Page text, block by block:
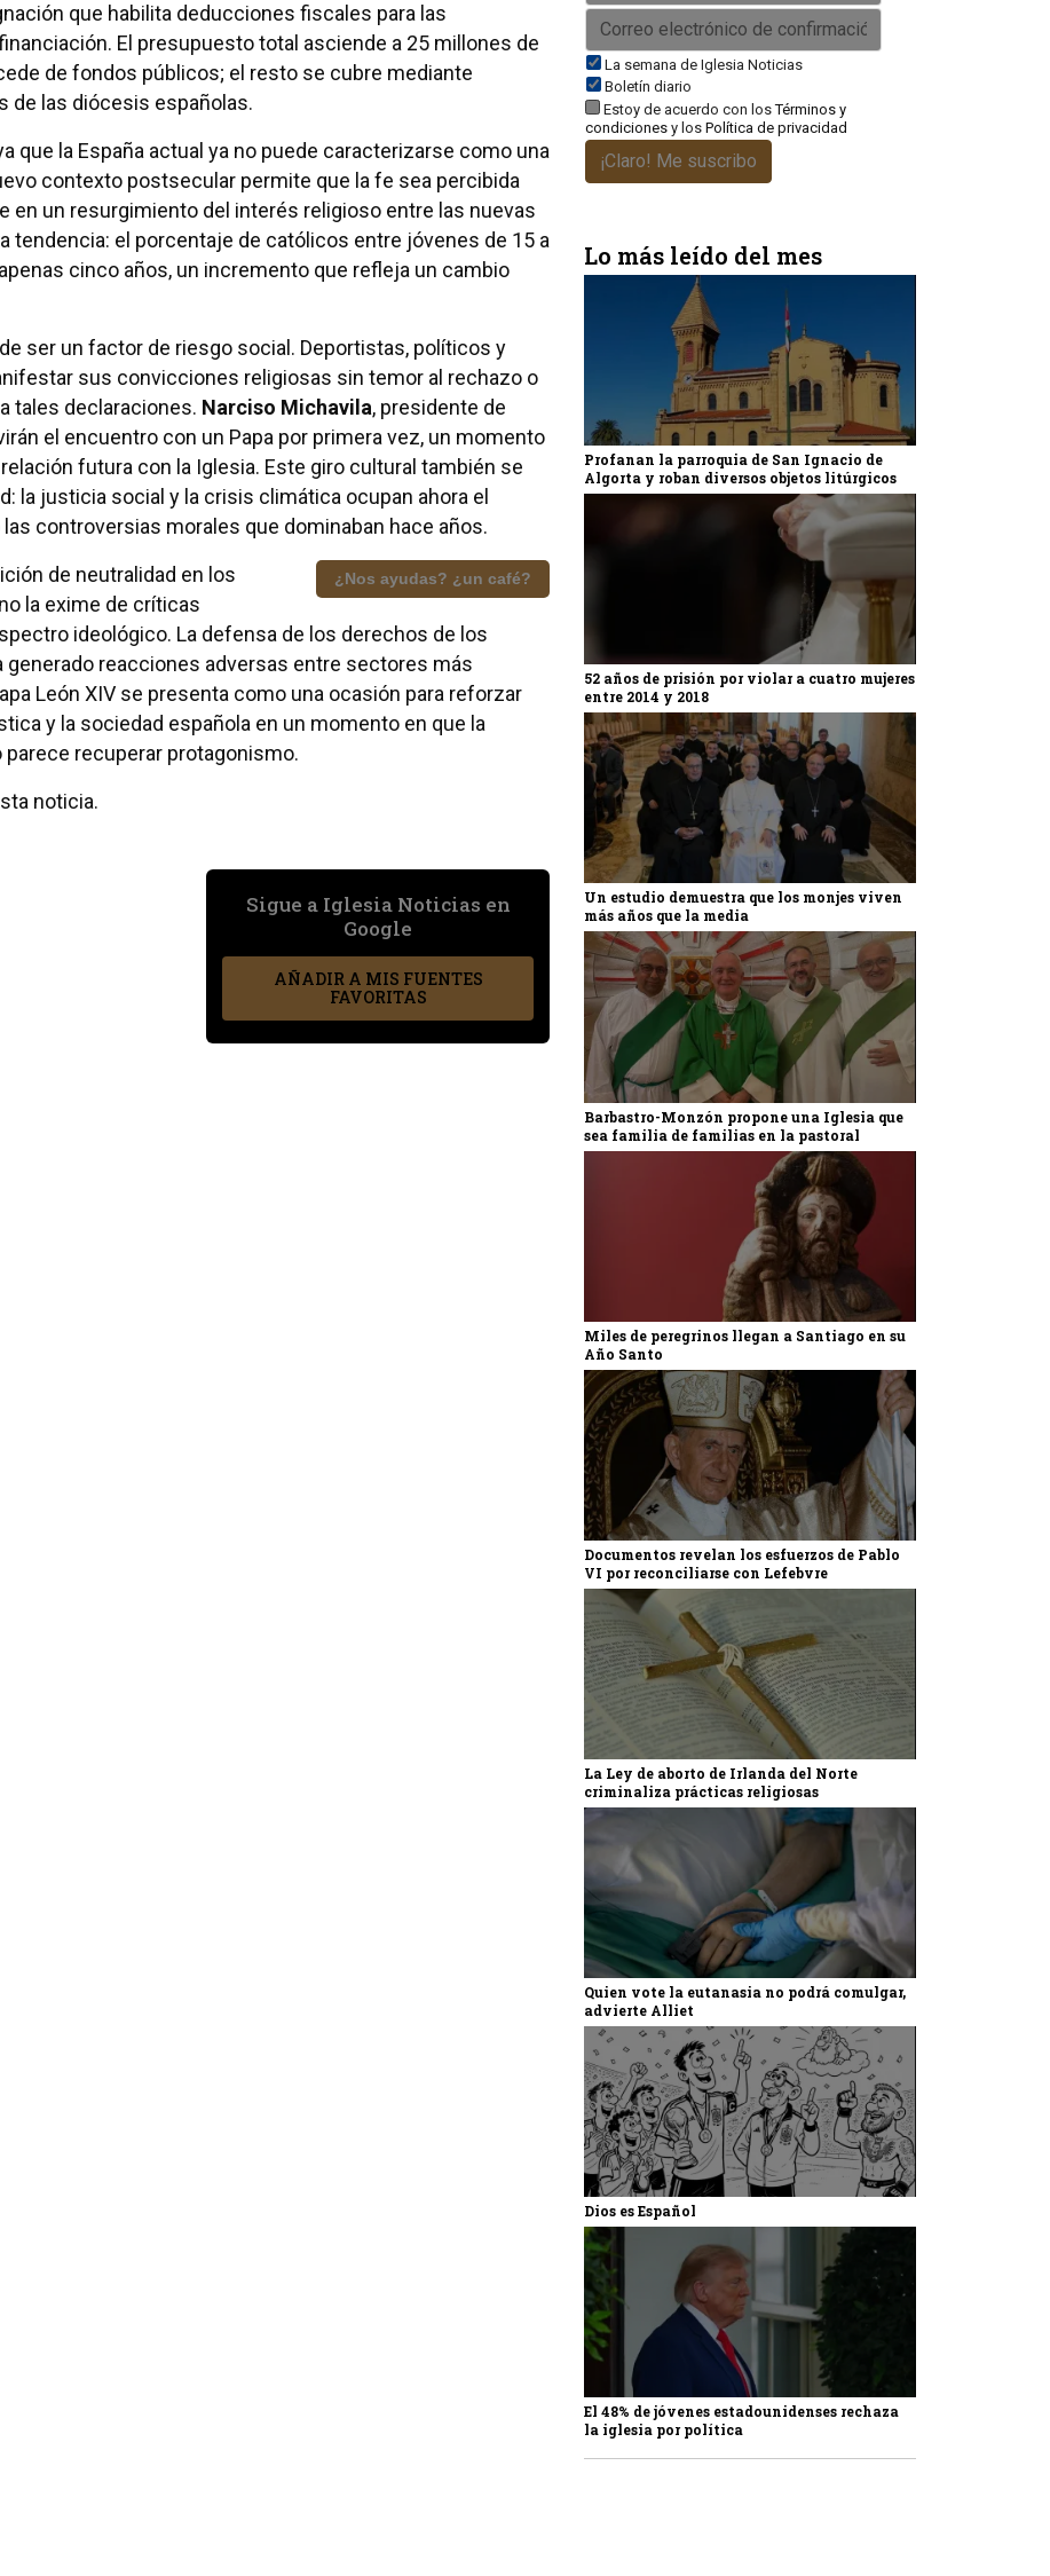
que habilita deducciones fiscales para las
El presupuesto total asciende a 25 millones de
de fondos públicos; el resto se cubre mediante
de las diócesis españolas.
que la España actual ya no puede caracterizarse como una
contexto postsecular permite que la fe sea percibida
en un resurgimiento del interés religioso entre las nuevas
tendencia: el porcentaje de católicos entre jóvenes de 15 a
cinco años, un incremento que refleja un cambio
ser un factor de riesgo social. Deportistas, políticos y
sus convicciones religiosas sin temor al rechazo o
tales declaraciones. Narciso Michavila, presidente de
el encuentro con un Papa por primera vez, un momento
futura con la Iglesia. Este giro cultural también se
la justicia social y la crisis climática ocupan ahora el
controversias morales que dominaban hace años.
¿Nos ayudas? ¿un café?
de neutralidad en los
la exime de críticas
ideológico. La defensa de los derechos de los
reacciones adversas entre sectores más
León XIV se presenta como una ocasión para reforzar
y la sociedad española en un momento en que la
recuperar protagonismo.
noticia.
Sigue a Iglesia Noticias en
Google
AÑADIR A MIS FUENTES
FAVORITAS
La semana de Iglesia Noticias
Boletín diario
Estoy de acuerdo con losTérminos y
condiciones y los Política de privacidad
¡Claro! Me suscribo
Lo más leído del mes
Profanan la parroquia de San Ignacio de
Algorta y roban diversos objetos litúrgicos
52 años de prisión por violar a cuatro mujeres
entre 2014 y 2018
Un estudio demuestra que los monjes viven
más años que la media
Barbastro-Monzón propone una Iglesia que
sea familia de familias en la pastoral
Miles de peregrinos llegan a Santiago en su
Año Santo
Documentos revelan los esfuerzos de Pablo
VI por reconciliarse con Lefebvre
La Ley de aborto de Irlanda del Norte
criminaliza prácticas religiosas
Quien vote la eutanasia no podrá comulgar,
advierte Alliet
Dios es Español
El 48% de jóvenes estadounidenses rechaza
la iglesia por política